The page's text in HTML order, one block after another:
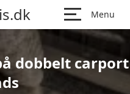
Menu
dobbelt carport